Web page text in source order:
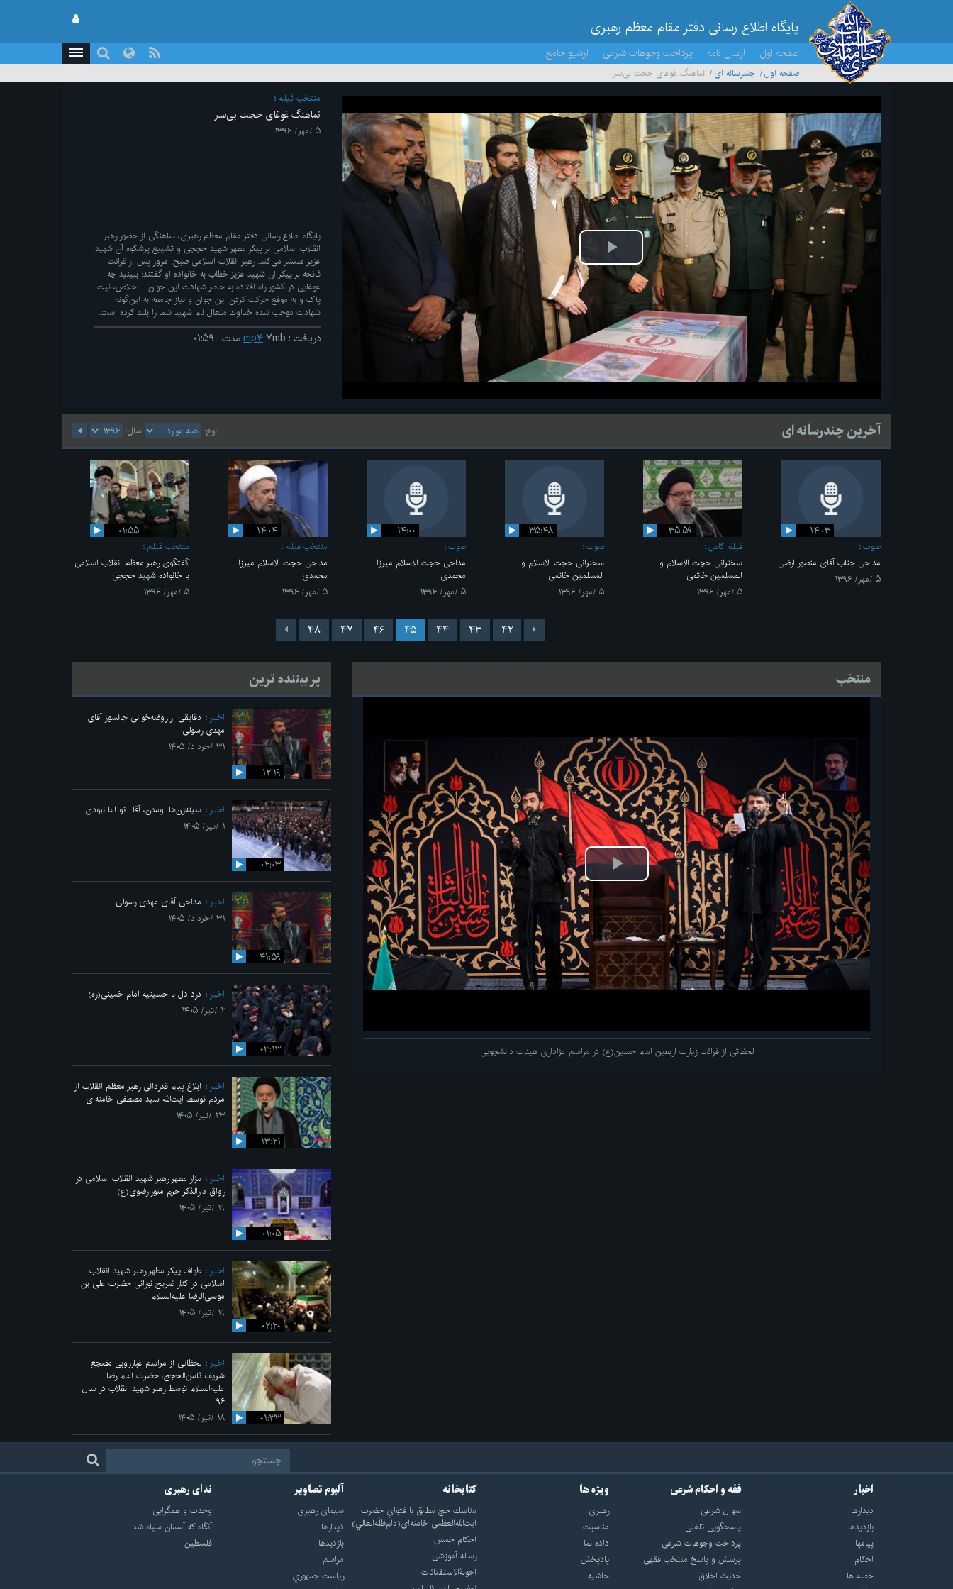
پایگاه اطلاع رسانی دفتر مقام معظم رهبری
صفحه اول ارسال نامه پرداخت وجوهات شرعی آرشیو جامع
صفحه اول چندرسانه ای نماهنگ غوغای حجت بی‌سر
پخش
ویدیو
منتخب فیلم
نماهنگ غوغای حجت بی‌سر
۵ /مهر/ ۱۳۹۶
پایگاه اطلاع رسانی دفتر مقام معظم رهبری، نماهنگی از حضور رهبر
انقلاب اسلامی بر پیکر مطهر شهید حججی و تشییع پرشکوه آن شهید
عزیز منتشر می‌کند. رهبر انقلاب اسلامی صبح امروز پس از قرائت
فاتحه بر پیکر آن شهید عزیز خطاب به خانواده او گفتند: ببینید چه
غوغایی در کشور راه افتاده به خاطر شهادت این جوان... اخلاص، نیت
پاک و به موقع حرکت کردن این جوان و نیاز جامعه به این‌گونه
شهادت موجب شده خداوند متعال نام شهید شما را بلند کرده است.
دریافت : mp۴۷mb مدت : ۰۱:۵۹
آخرین چندرسانه ای نوع: سال:
۱۴:۰۳
صوت
مداحی جناب آقای منصور ارضی
۵ /مهر/ ۱۳۹۶
۳۵:۵۹
فیلم کامل
سخنرانی حجت الاسلام و
المسلمین خاتمی
۵ /مهر/ ۱۳۹۶
۳۵:۴۸
صوت
سخنرانی حجت الاسلام و
المسلمین خاتمی
۵ /مهر/ ۱۳۹۶
۱۴:۰۰
صوت
مداحی حجت الاسلام میرزا
محمدی
۵ /مهر/ ۱۳۹۶
۱۴:۰۴
منتخب فیلم
مداحی حجت الاسلام میرزا
محمدی
۵ /مهر/ ۱۳۹۶
۰۱:۵۵
منتخب فیلم
گفتگوی رهبر معظم انقلاب اسلامی
با خانواده شهید حججی
۵ /مهر/ ۱۳۹۶
۴۲ ۴۳ ۴۴ ۴۵ ۴۶ ۴۷ ۴۸
منتخب
پخش
ویدیو
لحظاتی از قرائت زیارت اربعین امام حسین(ع) در مراسم عزاداری هیئات دانشجویی
پر بیننده ترین
۱۲:۱۹
اخبار
دقایقی از روضه‌خوانی جانسوز آقای
مهدی رسولی
۳۱ /خرداد/ ۱۴۰۵
۰۲:۰۳
اخبار
سینه‌زن‌ها اومدن،‌ آقا.. تو اما نبودی...
۱ /تیر/ ۱۴۰۵
۴۱:۵۹
اخبار
مداحی آقای مهدی رسولی
۳۱ /خرداد/ ۱۴۰۵
۰۳:۱۳
اخبار
درد دل با حسینیه امام خمینی(ره)
۲ /تیر/ ۱۴۰۵
۱۳:۲۱
اخبار
ابلاغ پیام قدردانی رهبر معظم انقلاب از
مردم توسط آیت‌الله سید مصطفی خامنه‌ای
۲۳ /تیر/ ۱۴۰۵
۰۱:۰۵
اخبار
مزار مطهر رهبر شهید انقلاب اسلامی در
رواق دارالذکر حرم منور رضوی(ع)
۱۹ /تیر/ ۱۴۰۵
۰۲:۲۰
اخبار
طواف پیکر مطهر رهبر شهید انقلاب
اسلامی در کنار ضریح نورانی حضرت علی‌ بن
موسی‌الرضا علیه‌السلام
۱۹ /تیر/ ۱۴۰۵
۰۱:۳۳
اخبار
لحظاتی از مراسم غبارروبی مضجع
شریف ثامن‌الحجج، حضرت امام رضا
علیه‌السلام توسط رهبر شهید انقلاب در سال
۹۶
۱۸ /تیر/ ۱۴۰۵
اخبار
دیدارها
بازديدها
پيامها
احكام
خطبه ها
فقه و احکام شرعی
سوال شرعی
پاسخگویی تلفنی
پرداخت وجوهات شرعی
پرسش و پاسخ منتخب فقهی
حدیث اخلاق
ویژه ها
رهبری
مناسبت
داده نما
پادپخش
حاشیه
کتابخانه
مناسك حج مطابق با فتواي حضرت
آيت‌الله‌العظمى خامنه‌اى(دام‌ظلّه‌العالي)
احکام خمس
رساله آموزشی
اجوبة‌الاستفتائات
آلبوم تصاویر
سيماى رهبرى
ديدارها
بازديدها
مراسم
رياست جمهوري
ندای رهبری
وحدت و همگرایی
آنگاه که آسمان سیاه شد
فلسطین